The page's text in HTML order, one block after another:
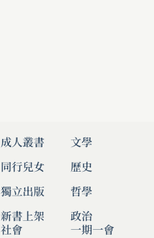
成人叢書
同行兒女
獨立出版
新書上架
文學
歷史
哲學
政治
社會
一期一會